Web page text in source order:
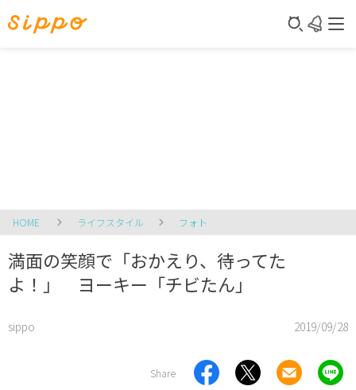
HOME ライフスタイル フォト
満面の笑顔で「おかえり、待ってた
よ！」 ヨーキー「チビたん」
sippo 2019/09/28
Share